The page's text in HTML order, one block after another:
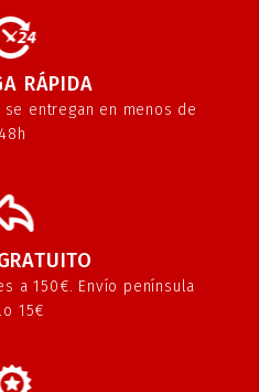
RÁPIDA
entregan en menos de
48h
a 150€. Envío península
15€